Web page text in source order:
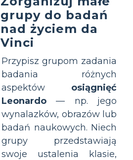
grupy do badań
nad życiem da
Vinci
Przypisz grupom zadania
badania różnych
aspektów osiągnięć
Leonardo — np. jego
wynalazków, obrazów lub
badań naukowych. Niech
grupy przedstawiają
swoje ustalenia klasie,